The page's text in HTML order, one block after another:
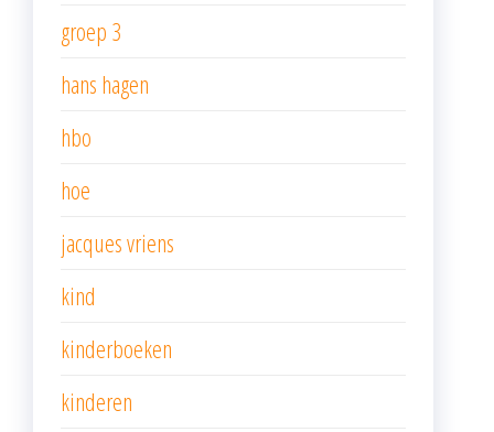
groep 3
hans hagen
hbo
hoe
jacques vriens
kind
kinderboeken
kinderen